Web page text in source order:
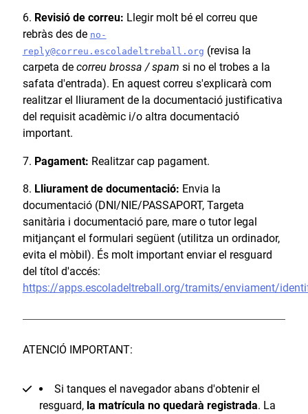
Revisió de correu: Llegir molt bé el correu que
rebràs des de no-
reply@correu.escoladeltreball.org (revisa la
carpeta de correu brossa / spam si no el trobes a la
safata d'entrada). En aquest correu s'explicarà com
realitzar el lliurament de la documentació justificativa
del requisit acadèmic i/o altra documentació
important.
Pagament: Realitzar cap pagament.
Lliurament de documentació: Envia la
documentació (DNI/NIE/PASSAPORT, Targeta
sanitària i documentació pare, mare o tutor legal
mitjançant el formulari següent (utilitza un ordinador,
evita el mòbil). És molt important enviar el resguard
del títol d'accés:
https://apps.escoladeltreball.org/tramits/enviament/
ATENCIÓ IMPORTANT:
Si tanques el navegador abans d'obtenir el
resguard, la matrícula no quedarà registrada. La